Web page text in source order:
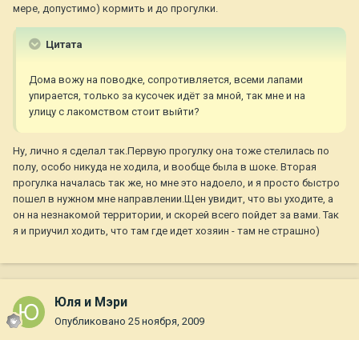
мере, допустимо) кормить и до прогулки.
Цитата
Дома вожу на поводке, сопротивляется, всеми лапами
упирается, только за кусочек идёт за мной, так мне и на
улицу с лакомством стоит выйти?
Ну, лично я сделал так.Первую прогулку она тоже стелилась по
полу, особо никуда не ходила, и вообще была в шоке. Вторая
прогулка началась так же, но мне это надоело, и я просто быстро
пошел в нужном мне направлении.Щен увидит, что вы уходите, а
он на незнакомой территории, и скорей всего пойдет за вами. Так
я и приучил ходить, что там где идет хозяин - там не страшно)
Юля и Мэри
Опубликовано 25 ноября, 2009